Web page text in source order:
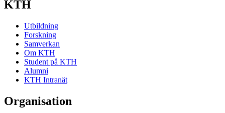
KTH
Utbildning
Forskning
Samverkan
Om KTH
Student på KTH
Alumni
KTH Intranät
Organisation